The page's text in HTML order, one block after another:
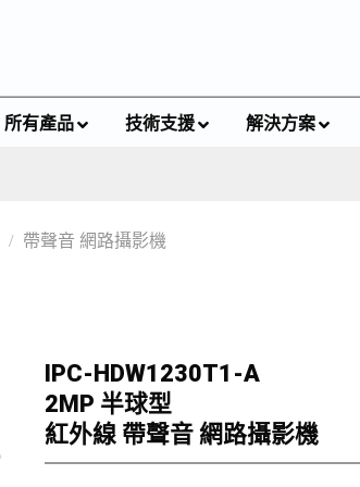
所有產品 技術支援 解決方案
/ 帶聲音 網路攝影機
IPC-HDW1230T1-A
2MP 半球型
紅外線 帶聲音 網路攝影機